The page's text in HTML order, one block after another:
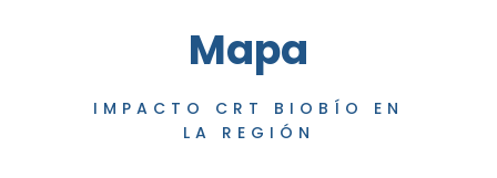
Mapa
IMPACTO CRT BIOBÍO EN
LA REGIÓN